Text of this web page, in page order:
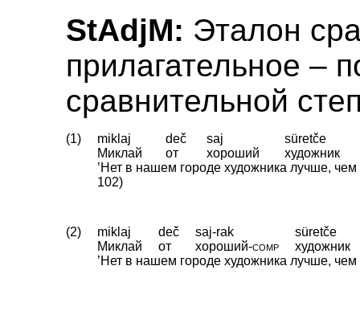
StAdjM: Эталон
прилагательное –
сравнительной
(1) miklaj deč saj
süretče
Миклай
от хороший
художник
’Нет в нашем городе художника лучше,
102)
(2) miklaj deč saj-rak
süretče
Миклай
от хороший‑comp
художник
’Нет в нашем городе художника лучше, чем